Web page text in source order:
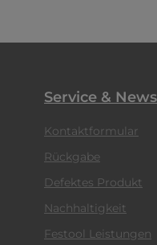
Service & News
Kontaktformular
Rückgabe
Defektes Produkt
Nachhaltigkeit
Festool Leistungen